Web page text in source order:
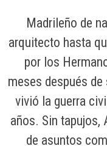
Madrileño de
arquitecto hasta
por los
meses después
vivió la guerra
años. Sin tapujos,
de asuntos